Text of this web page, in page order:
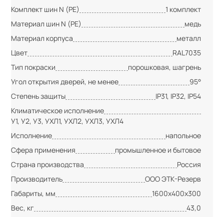
Комплект шин N (PE)
1 комплект
Материал шин N (PE)
медь
Материал корпуса
металл
Цвет
RAL7035
Тип покраски
порошковая, шагрень
Угол открытия дверей, не менее
95°
Степень защиты
IP31, IP32, IP54
Климатическое исполнение
У1, У2, У3, УХЛ1, УХЛ2, УХЛ3, УХЛ4
Исполнение
напольное
Сфера применения
промышленное и бытовое
Страна производства
Россия
Производитель
ООО ЭТК-Резерв
Габариты, мм
1600х400х300
Вес, кг
43,0